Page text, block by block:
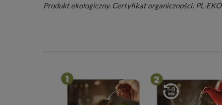
Produkt ekologiczny. Certyfikat organiczności: PL-